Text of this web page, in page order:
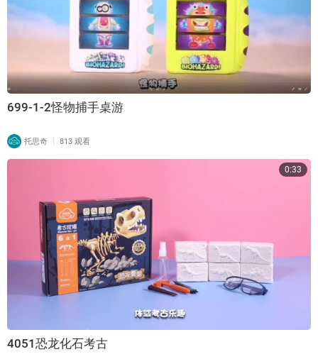
699-1-2怪物捕手桌游
托思奇 | 813 观看
0:33
4051恐龙化石考古